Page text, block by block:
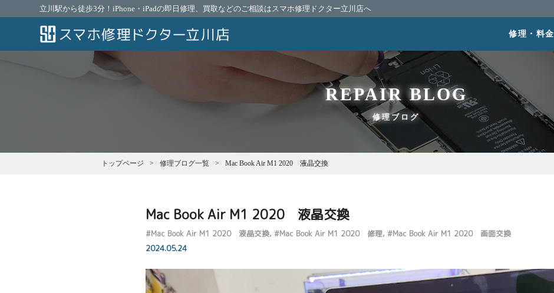
立川駅から徒歩3分！iPhone・iPadの即日修理、買取などのご相談はスマホ修理ドクター立川店へ
修理・料金
REPAIR BLOG
修理ブログ
トップページ 修理ブログ一覧 Mac Book Air M1 2020 液晶交換
Mac Book Air M1 2020 液晶交換
#Mac Book Air M1 2020 液晶交換 #Mac Book Air M1 2020 修理 #Mac Book Air M1 2020 画面交換
2024.05.24